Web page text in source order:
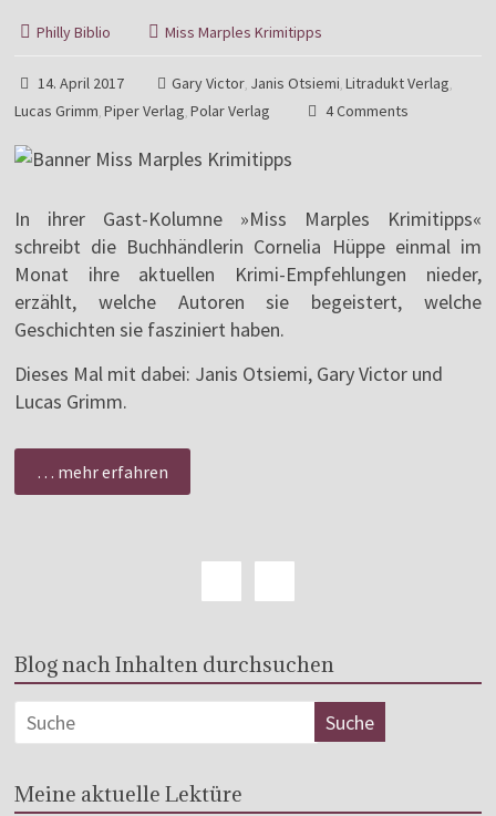
Philly Biblio Miss Marples Krimitipps
14. April 2017 Gary Victor Janis Otsiemi ,Litradukt Verlag
Lucas Grimm ,Piper Verlag ,Polar Verlag 4 Comments
In ihrer Gast-Kolumne »Miss Marples Krimitipps«
schreibt die Buchhändlerin Cornelia Hüppe einmal im
Monat ihre aktuellen Krimi-Empfehlungen nieder,
erzählt, welche Autoren sie begeistert, welche
Geschichten sie fasziniert haben.
Dieses Mal mit dabei: Janis Otsiemi, Gary Victor und
Lucas Grimm.
… mehr erfahren
Blog nach Inhalten durchsuchen
Meine aktuelle Lektüre